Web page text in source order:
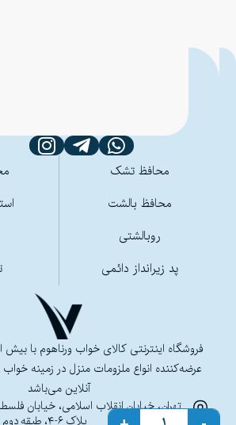
محافظ تشک
محافظ بالشت
روبالشتی
پد زیرانداز دائمی
فروشگاه اینترنتی کالای خواب ورناهوم با
عرضه‌کننده انواع ملزومات منزل در زمینه
آنلاین می‌باشد
تهران، خیابان انقلاب اسلامی، خیابان
پلاک ۶-۴، طبقه دوم